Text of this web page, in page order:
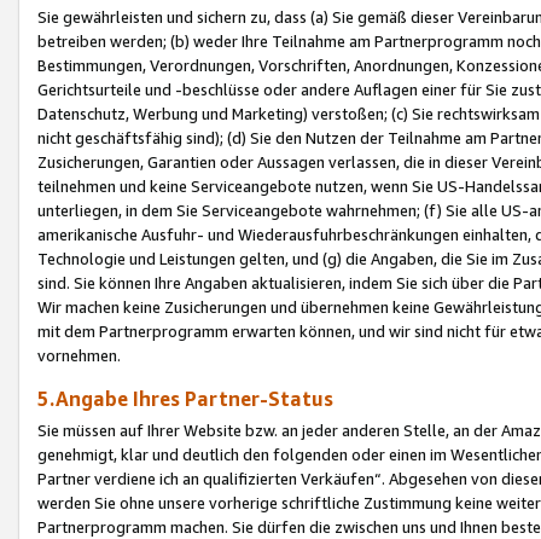
Sie gewährleisten und sichern zu, dass (a) Sie gemäß dieser
betreiben werden; (b) weder Ihre Teilnahme am Partnerprogramm
Bestimmungen, Verordnungen, Vorschriften, Anordnungen,
Gerichtsurteile und -beschlüsse oder andere Auflagen einer für Sie
Datenschutz, Werbung und Marketing) verstoßen; (c) Sie
nicht geschäftsfähig sind); (d) Sie den Nutzen der Teilnahme am
Zusicherungen, Garantien oder Aussagen verlassen, die in dieser
teilnehmen und keine Serviceangebote nutzen, wenn Sie US-
unterliegen, in dem Sie Serviceangebote wahrnehmen; (f) Sie alle
amerikanische Ausfuhr- und Wiederausfuhrbeschränkungen
Technologie und Leistungen gelten, und (g) die Angaben, die Sie im
sind. Sie können Ihre Angaben aktualisieren, indem Sie sich über die
Wir machen keine Zusicherungen und übernehmen keine
mit dem Partnerprogramm erwarten können, und wir sind nicht für
vornehmen.
5.Angabe Ihres Partner-Status
Sie müssen auf Ihrer Website bzw. an jeder anderen Stelle, an der
genehmigt, klar und deutlich den folgenden oder einen im
Partner verdiene ich an qualifizierten Verkäufen“. Abgesehen von
werden Sie ohne unsere vorherige schriftliche Zustimmung keine
Partnerprogramm machen. Sie dürfen die zwischen uns und Ihnen